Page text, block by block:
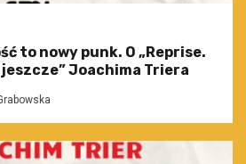
to nowy punk. O „Reprise.
Joachima Triera